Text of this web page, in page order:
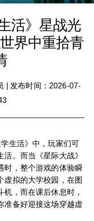
活》星战光
界中重拾青
发布时间：2026-07-
生活》中，玩家们可
。而当《星际大战》
时，整个游戏的体验瞬
虚拟的大学校园，在图
，而在课后休息时，
备好迎接这场穿越虚